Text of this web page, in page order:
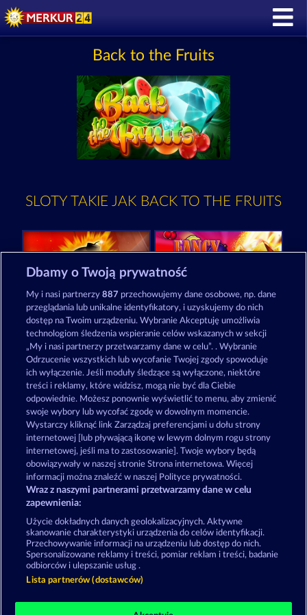
Back to the Fruits
SLOTY TAKIE JAK BACK TO THE FRUITS
Explodiac Maxi Play Fancy Fruits RoAR
7 Supernova Fruits New Limits 7 Supernova Fruits
Zasady i warunki Polityka prywatności
Nota prawna Firma FAQ Facebook
Prześlij wniosek o wypłatę
Gry społecznościowe mają przeznaczenie czysto
Dbamy o Twoją prywatność
My i nasi partnerzy887 przechowujemy dane osobowe, np. dane
przeglądania lub unikalne identyfikatory, i uzyskujemy do nich
dostęp na Twoim urządzeniu. Wybranie Akceptuję umożliwia
technologiom śledzenia wspieranie celów wskazanych w sekcji
„My i nasi partnerzy przetwarzamy dane w celu”. . Wybranie
Odrzucenie wszystkich lub wycofanie Twojej zgody spowoduje
ich wyłączenie. Jeśli moduły śledzące są wyłączone, niektóre
treści i reklamy, które widzisz, mogą nie być dla Ciebie
odpowiednie. Możesz ponownie wyświetlić to menu, aby zmienić
swoje wybory lub wycofać zgodę w dowolnym momencie.
Wystarczy kliknąć link Zarządzaj preferencjami u dołu strony
internetowej [lub pływającą ikonę w lewym dolnym rogu strony
internetowej, jeśli ma to zastosowanie]. Twoje wybory będą
obowiązywały w naszej stronie Strona internetowa. Więcej
informacji można znaleźć w naszej Polityce prywatności.
Wraz z naszymi partnerami przetwarzamy dane w celu
zapewnienia:
Użycie dokładnych danych geolokalizacyjnych. Aktywne
skanowanie charakterystyki urządzenia do celów identyfikacji.
Przechowywanie informacji na urządzeniu lub dostęp do nich.
Spersonalizowane reklamy i treści, pomiar reklam i treści, badanie
odbiorców i ulepszanie usług .
Lista partnerów (dostawców)